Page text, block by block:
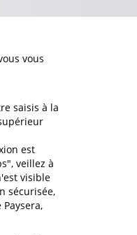
vous
saisis à la
est
veillez à
visible
sécurisée,